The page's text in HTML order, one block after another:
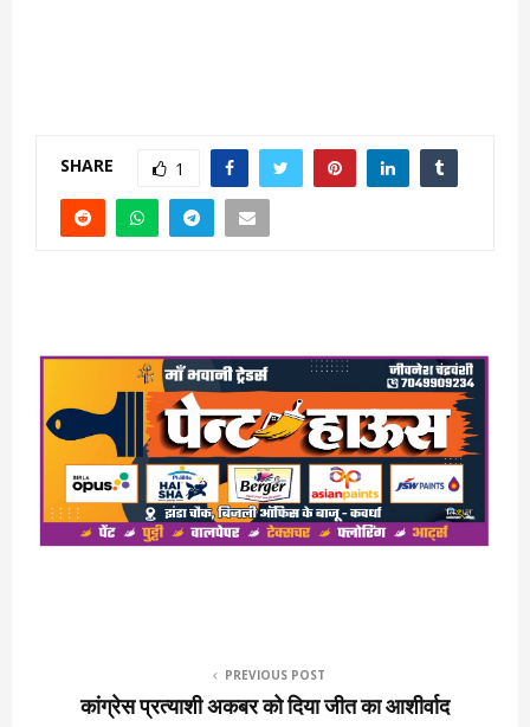
SHARE 1
PREVIOUS POST
कांग्रेस प्रत्याशी अकबर को दिया जीत का आशीर्वाद